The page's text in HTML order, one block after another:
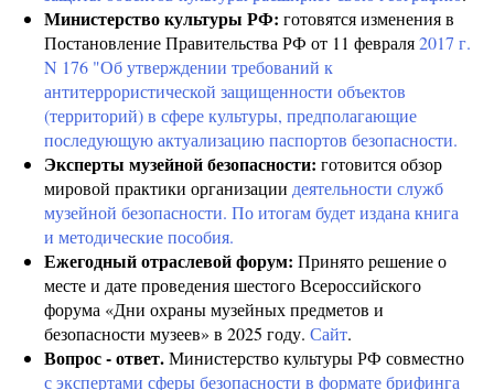
Министерство культуры РФ: готовятся изменения в
Постановление Правительства РФ от 11 февраля2017 г.
N 176 "Об утверждении требований к
антитеррористической защищенности объектов
(территорий) в сфере культуры, предполагающие
последующую актуализацию паспортов безопасности.
Эксперты музейной безопасности: готовится обзор
мировой практики организации деятельности служб
музейной безопасности. По итогам будет издана книга
и методические пособия.
Ежегодный отраслевой форум: Принято решение о
месте и дате проведения шестого Всероссийского
форума «Дни охраны музейных предметов и
безопасности музеев» в 2025 году. Сайт.
Вопрос - ответ.Министерство культуры РФ совместно
с экспертами сферы безопасности в формате брифинга